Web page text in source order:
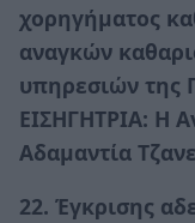
χορηγήματος
αναγκών
υπηρεσιών της
ΕΙΣΗΓΗΤΡΙΑ: Η
Αδαμαντία
22. Έγκρισης